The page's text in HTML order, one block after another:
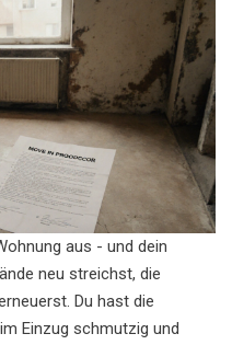
aus - und dein
neu streichst, die
Du hast die
Einzug schmutzig und